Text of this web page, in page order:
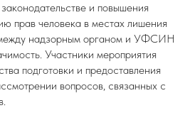
и повышения
прав человека в местах лишения
надзорным органом и УФСИН
Участники мероприятия
подготовки и предоставления
вопросов, связанных с